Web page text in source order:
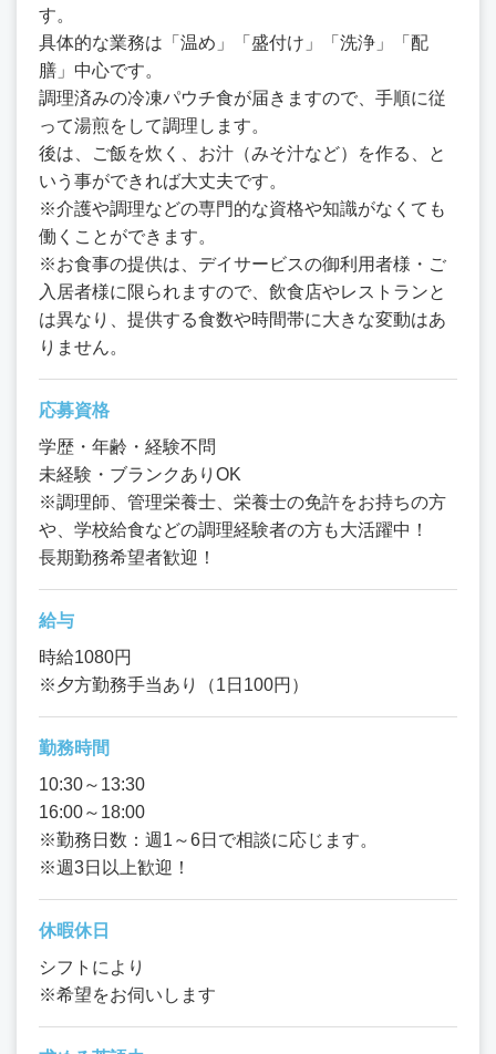
す。
具体的な業務は「温め」「盛付け」「洗浄」「配
膳」中心です。
調理済みの冷凍パウチ食が届きますので、手順に従
って湯煎をして調理します。
後は、ご飯を炊く、お汁（みそ汁など）を作る、と
いう事ができれば大丈夫です。
※介護や調理などの専門的な資格や知識がなくても
働くことができます。
※お食事の提供は、デイサービスの御利用者様・ご
入居者様に限られますので、飲食店やレストランと
は異なり、提供する食数や時間帯に大きな変動はあ
りません。
応募資格
学歴・年齢・経験不問
未経験・ブランクありOK
※調理師、管理栄養士、栄養士の免許をお持ちの方
や、学校給食などの調理経験者の方も大活躍中！
長期勤務希望者歓迎！
給与
時給1080円
※夕方勤務手当あり（1日100円）
勤務時間
10:30～13:30
16:00～18:00
※勤務日数：週1～6日で相談に応じます。
※週3日以上歓迎！
休暇休日
シフトにより
※希望をお伺いします